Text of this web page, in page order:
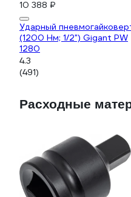
10 388 ₽
Ударный
(1200 Нм; 1/2") Gigant PW
1280
4.3
(491)
Расходные